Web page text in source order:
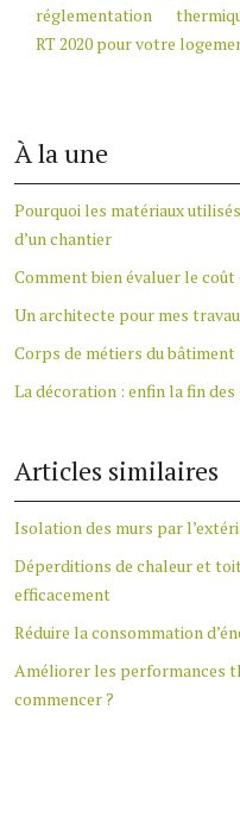
réglementation
RT 2020 pour votre
À la une
Pourquoi les matériaux
d’un chantier
Comment bien évaluer le
Un architecte pour mes
Corps de métiers du
La décoration : enfin la fin
Articles similaires
Isolation des murs par
Déperditions de chaleur et
efficacement
Réduire la consommation
Améliorer les performances
commencer ?